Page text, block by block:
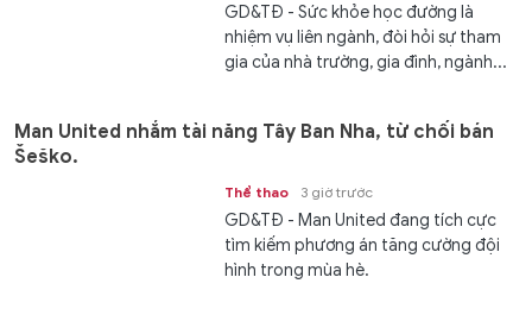
GD&TĐ - Sức khỏe học đường là
nhiệm vụ liên ngành, đòi hỏi sự tham
gia của nhà trường, gia đình, ngành...
Man United nhắm tài năng Tây Ban Nha, từ chối bán
Šeško.
Thể thao 3 giờ trước
GD&TĐ - Man United đang tích cực
tìm kiếm phương án tăng cường đội
hình trong mùa hè.